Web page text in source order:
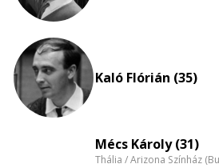
Kaló Flórián (35)
Mécs Károly (31)
Thália / Arizona Színház